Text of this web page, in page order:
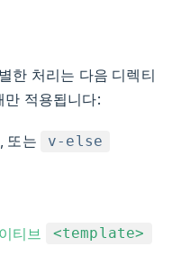
한 처리는 다음 디렉티
만 적용됩니다:
, 또는
v-else
티브 <template>